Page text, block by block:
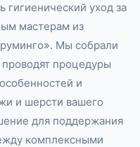
уход за
мастерам из
Мы собрали
процедуры
и
и шерсти вашего
для поддержания
комплексными